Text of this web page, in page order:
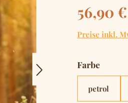
Regulärer
56,90 €
Preise inkl.
Farbe
petrol